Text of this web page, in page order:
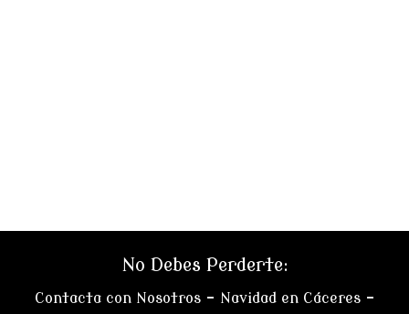
No Debes Perderte:
Contacta con Nosotros– Navidad en Cáceres–